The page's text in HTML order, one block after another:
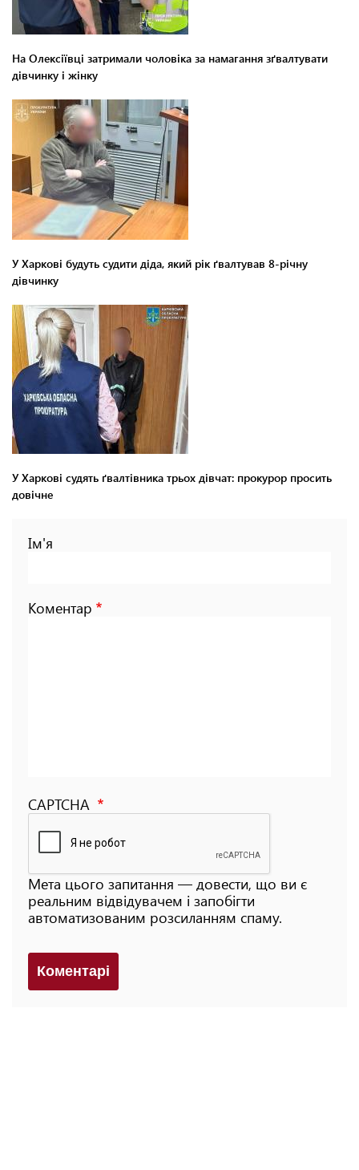
На Олексіївці затримали чоловіка за намагання зґвалтувати
дівчинку і жінку
У Харкові будуть судити діда, який рік ґвалтував 8-річну
дівчинку
У Харкові судять ґвалтівника трьох дівчат: прокурор просить
довічне
Ім'я
Коментар
CAPTCHA
Мета цього запитання — довести, що ви є
реальним відвідувачем і запобігти
автоматизованим розсиланням спаму.
Коментарi